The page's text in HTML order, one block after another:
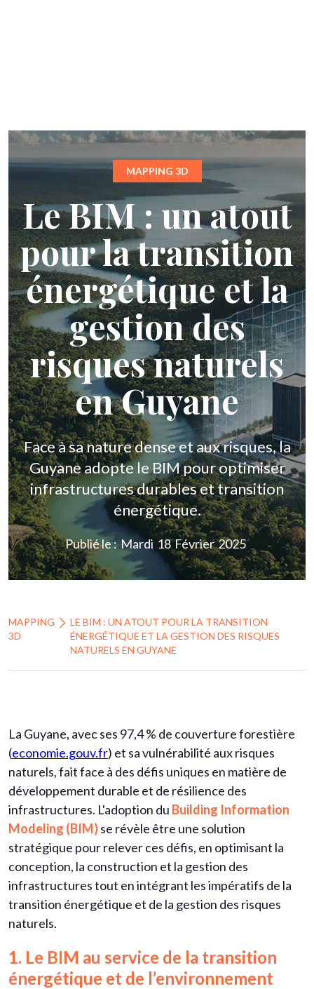
MAPPING 3D
Le BIM : un atout
pour la transition
énergétique et la
gestion des
risques naturels
en Guyane
Face à sa nature dense et aux risques, la
Guyane adopte le BIM pour optimiser
infrastructures durables et transition
énergétique.
Publié le : Mardi 18 Février 2025
MAPPING
3D
LE BIM : UN ATOUT POUR LA TRANSITION
ÉNERGÉTIQUE ET LA GESTION DES RISQUES
NATURELS EN GUYANE
La Guyane, avec ses 97,4 % de couverture forestière
(economie.gouv.fr) et sa vulnérabilité aux risques
naturels, fait face à des défis uniques en matière de
développement durable et de résilience des
infrastructures. L'adoption du Building Information
Modeling (BIM)se révèle être une solution
stratégique pour relever ces défis, en optimisant la
conception, la construction et la gestion des
infrastructures tout en intégrant les impératifs de la
transition énergétique et de la gestion des risques
naturels.
1. Le BIM au service de la transition
énergétique et de l’environnement